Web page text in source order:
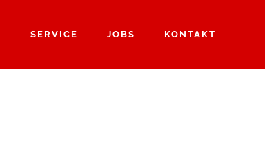
SERVICE JOBS KONTAKT